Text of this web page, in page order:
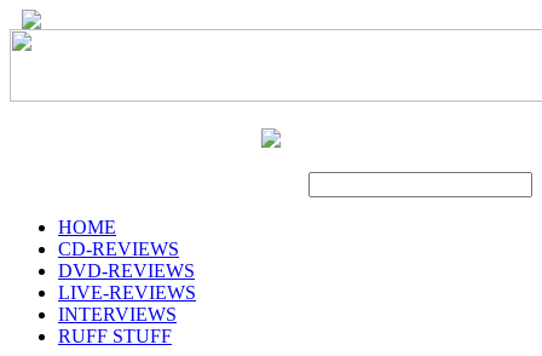
HOME
CD-REVIEWS
DVD-REVIEWS
LIVE-REVIEWS
INTERVIEWS
RUFF STUFF